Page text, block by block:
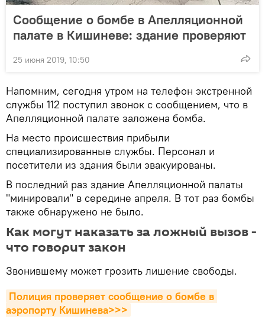
Сообщение о бомбе в Апелляционной
палате в Кишиневе: здание проверяют
25 июня 2019, 10:50
Напомним, сегодня утром на телефон экстренной
службы 112 поступил звонок с сообщением, что в
Апелляционной палате заложена бомба.
На место происшествия прибыли
специализированные службы. Персонал и
посетители из здания были эвакуированы.
В последний раз здание Апелляционной палаты
"минировали" в середине апреля. В тот раз бомбы
также обнаружено не было.
Как могут наказать за ложный вызов -
что говорит закон
Звонившему может грозить лишение свободы.
Полиция проверяет сообщение о бомбе в
аэропорту Кишинева>>>